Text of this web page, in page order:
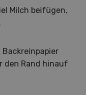
Milch beifügen,
den Rand hinauf